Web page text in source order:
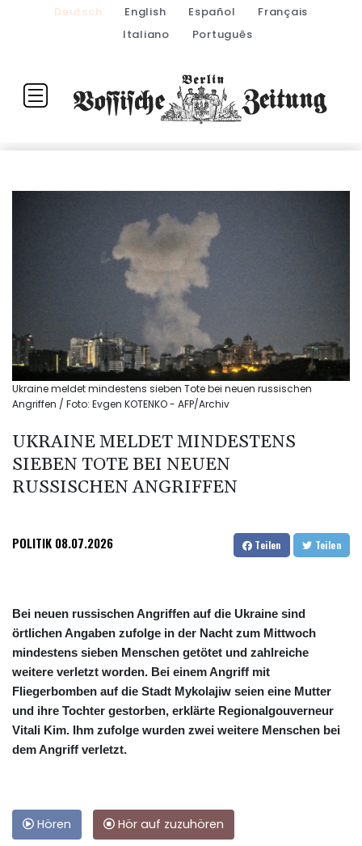
Deutsch English Español
Français
Italiano
Português
Ukraine meldet mindestens sieben Tote bei neuen russischen
Angriffen / Foto: Evgen KOTENKO - AFP/Archiv
UKRAINE MELDET MINDESTENS
SIEBEN TOTE BEI NEUEN
RUSSISCHEN ANGRIFFEN
POLITIK 08.07.2026 Teilen Teilen
Bei neuen russischen Angriffen auf die Ukraine sind
örtlichen Angaben zufolge in der Nacht zum Mittwoch
mindestens sieben Menschen getötet und zahlreiche
weitere verletzt worden. Bei einem Angriff mit
Fliegerbomben auf die Stadt Mykolajiw seien eine Mutter
und ihre Tochter gestorben, erklärte Regionalgouverneur
Vitali Kim. Ihm zufolge wurden zwei weitere Menschen bei
dem Angriff verletzt.
Hören Hör auf zuzuhören